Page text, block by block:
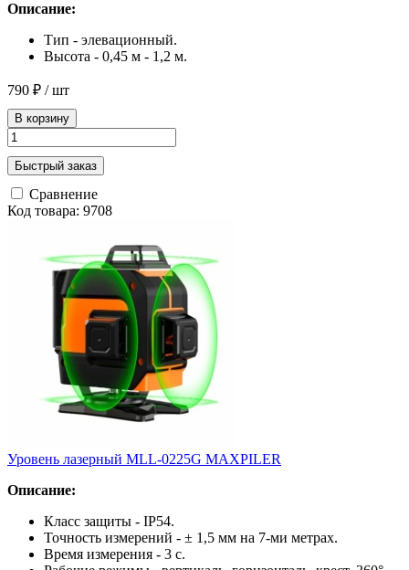
Описание:
Тип - элевационный.
Высота - 0,45 м - 1,2 м.
790 ₽ / шт
В корзину
Быстрый заказ
Сравнение
Код товара: 9708
Уровень лазерный MLL-0225G MAXPILER
Описание:
Класс защиты - IP54.
Точность измерений - ± 1,5 мм на 7-ми метрах.
Время измерения - 3 с.